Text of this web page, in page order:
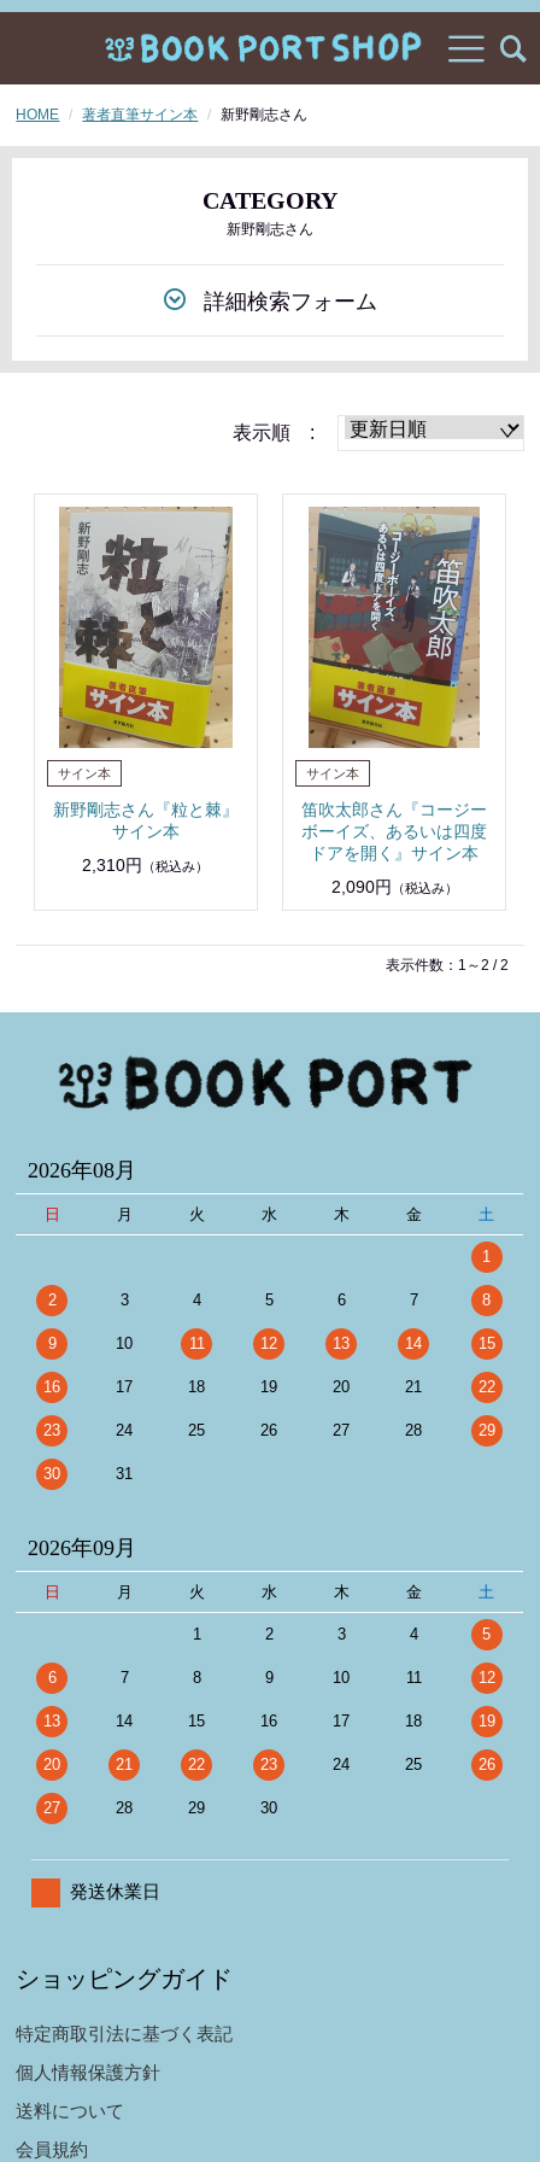
HOME 著者直筆サイン本 新野剛志さん
CATEGORY
新野剛志さん
詳細検索フォーム
表示順 :
新野剛志さん『粒と棘』
サイン本
2,310円
（税込み）
笛吹太郎さん『コージー
ボーイズ、あるいは四度
ドアを開く』サイン本
2,090円
（税込み）
表示件数：1～2 / 2
2026年08月
日 月 火 水 木 金 土
1
2 3 4 5 6 7 8
9 10 11 12 13 14 15
16 17 18 19 20 21 22
23 24 25 26 27 28 29
30 31
2026年09月
日 月 火 水 木 金 土
1 2 3 4 5
6 7 8 9 10 11 12
13 14 15 16 17 18 19
20 21 22 23 24 25 26
27 28 29 30
発送休業日
ショッピングガイド
特定商取引法に基づく表記
個人情報保護方針
送料について
会員規約